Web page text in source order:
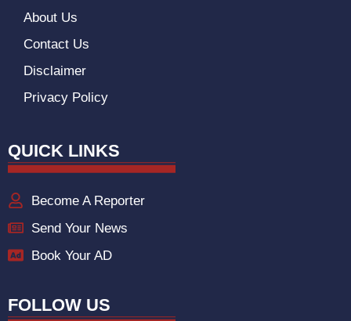
About Us
Contact Us
Disclaimer
Privacy Policy
QUICK LINKS
Become A Reporter
Send Your News
Book Your AD
FOLLOW US